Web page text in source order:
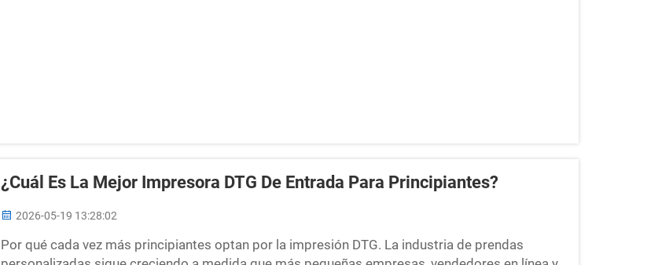
¿Cuál Es La Mejor Impresora DTG De Entrada Para Principiantes?
2026-05-19 13:28:02
Por qué cada vez más principiantes optan por la impresión DTG. La industria de prendas